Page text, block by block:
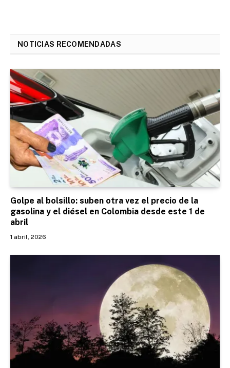
NOTICIAS RECOMENDADAS
Golpe al bolsillo: suben otra vez el precio de la
gasolina y el diésel en Colombia desde este 1 de
abril
1 abril, 2026